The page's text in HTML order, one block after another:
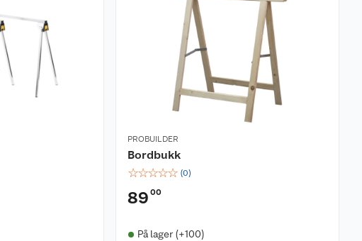
PROBUILDER
Bordbukk
☆☆☆☆☆ (0)
89 00
På lager (+100)